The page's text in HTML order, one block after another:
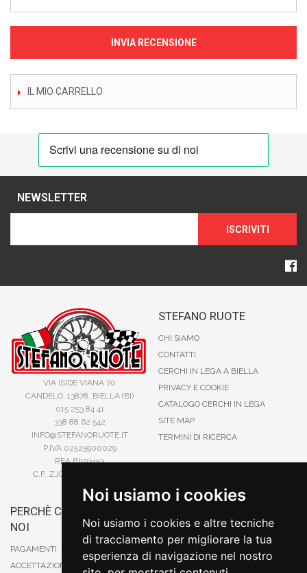
Noi usiamo i cookies
Noi usiamo i cookies e altre tecniche
di tracciamento per migliorare la tua
esperienza di navigazione nel nostro
INVIA RECENSIONE
IL MIO CARRELLO
NEWSLETTER
ISCRIVITI
VIA ISIDE VIANA 70
CANDELO, 13878, BIELLA (BI)
015 253 84 41
338 88 62 542
INFO@STEFANORUOTE.IT
P.IVA 02525900029
REA BI193453
C.F. ZJOSFN73H14A859X
STEFANO RUOTE
CHI SIAMO
CONTATTI
CERCHI IN LEGA A BIELLA
PRIVACY E COOKIE
CATALOGO CERCHI IN LEGA
SITE MAP
TERMINI DI RICERCA
PERCHÈ COMPRARE DA
NOI
PAGAMENTI
ACCETTAZIONE DEGLI ORDINI
CARTA DI CREDITO
PAYPAL
CONTRASSEGNO